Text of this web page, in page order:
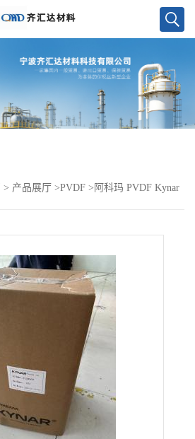
> 产品展厅 >PVDF > 阿科玛 PVDF Kynar